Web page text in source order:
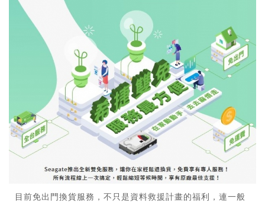
目前免出門換貨服務，不只是資料救援計畫的福利，連一般